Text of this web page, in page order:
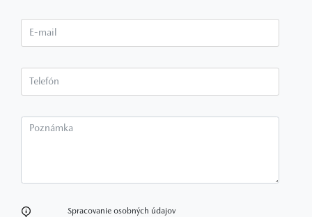
Spracovanie osobných údajov